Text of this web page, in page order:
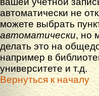
автоматически не
можете выбрать
автоматически, но
делать это на
например в
университете и т.д.
Вернуться к началу